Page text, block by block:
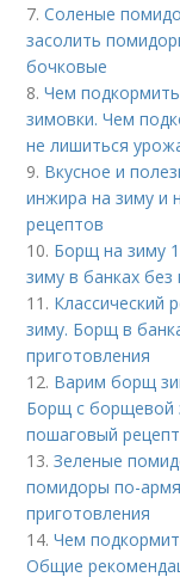
7.Соленые
засолить
бочковые
8.Чем
зимовки. Чем
не лишиться
9. Вкусное и
инжира на зиму и
рецептов
10. Борщ на зиму
зиму в банках без
11. Классический
зиму. Борщ в
приготовления
12. Варим борщ
Борщ с борщевой
пошаговый рецепт
13.Зеленые
помидоры по-
приготовления
14.Чем
Общие